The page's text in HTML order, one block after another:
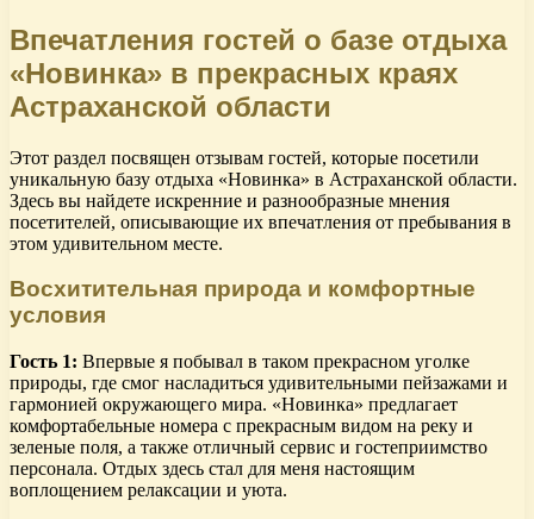
Впечатления гостей о базе отдыха
«Новинка» в прекрасных краях
Астраханской области
Этот раздел посвящен отзывам гостей, которые посетили
уникальную базу отдыха «Новинка» в Астраханской области.
Здесь вы найдете искренние и разнообразные мнения
посетителей, описывающие их впечатления от пребывания в
этом удивительном месте.
Восхитительная природа и комфортные
условия
Гость 1: Впервые я побывал в таком прекрасном уголке
природы, где смог насладиться удивительными пейзажами и
гармонией окружающего мира. «Новинка» предлагает
комфортабельные номера с прекрасным видом на реку и
зеленые поля, а также отличный сервис и гостеприимство
персонала. Отдых здесь стал для меня настоящим
воплощением релаксации и уюта.